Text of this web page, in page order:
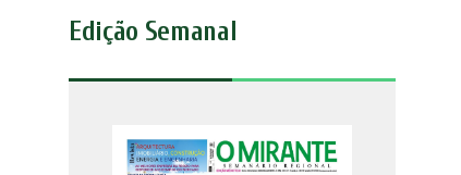
Edição Semanal